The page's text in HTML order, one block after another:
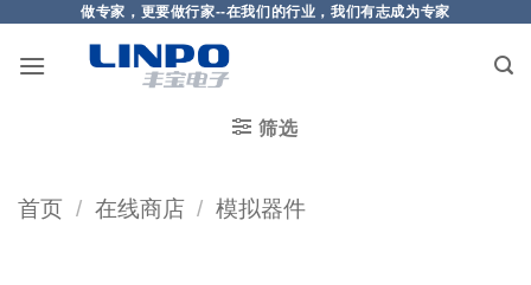
做专家，更要做行家--在我们的行业，我们有志成为专家
筛选
首页 / 在线商店 / 模拟器件